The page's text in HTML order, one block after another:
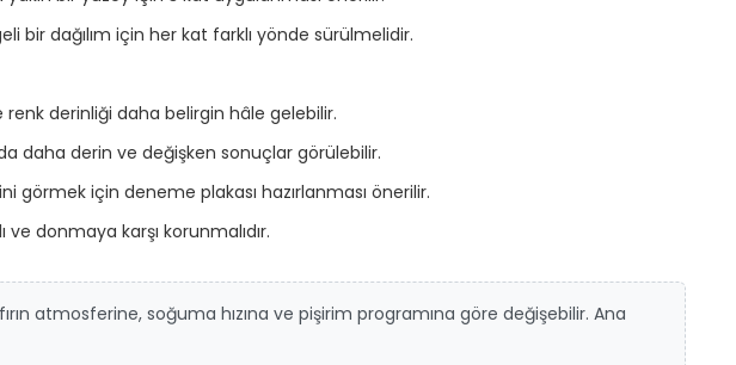
bir dağılım için her kat farklı yönde sürülmelidir.
renk derinliği daha belirgin hâle gelebilir.
daha derin ve değişken sonuçlar görülebilir.
görmek için deneme plakası hazırlanması önerilir.
ve donmaya karşı korunmalıdır.
atmosferine, soğuma hızına ve pişirim programına göre değişebilir. Ana